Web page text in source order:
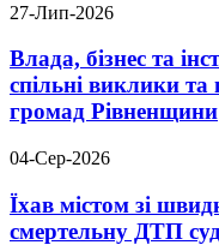
27-Лип-2026
Влада, бізнес та
спільні виклики
громад Рівненщини
04-Сер-2026
Їхав містом зі
смертельну ДТП